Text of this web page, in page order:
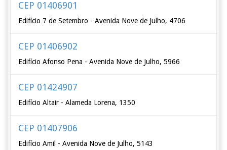
CEP 01406901
Edifício 7 de Setembro - Avenida Nove de Julho, 4706
CEP 01406902
Edifício Afonso Pena - Avenida Nove de Julho, 5966
CEP 01424907
Edifício Altair - Alameda Lorena, 1350
CEP 01407906
Edifício Amil - Avenida Nove de Julho, 5143